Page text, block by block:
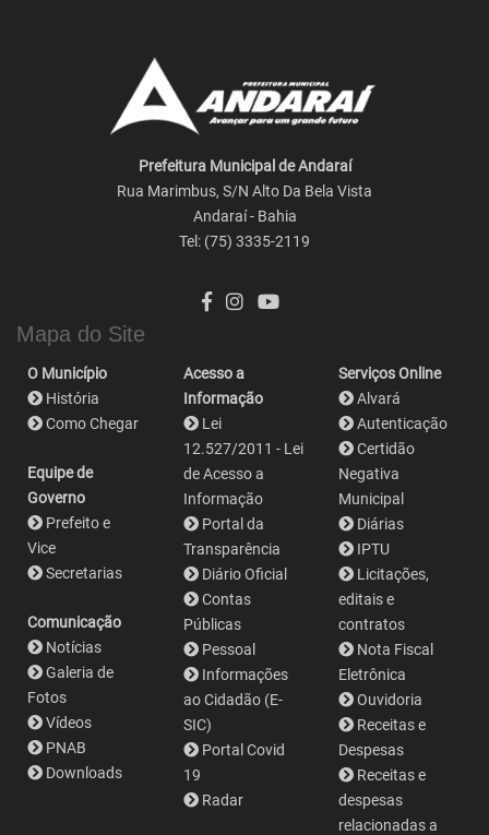
Prefeitura Municipal de Andaraí
Rua Marimbus, S/N Alto Da Bela Vista
Andaraí - Bahia
Tel: (75) 3335-2119
Mapa do Site
O Município
História
Como Chegar
Equipe de
Governo
Prefeito e
Vice
Secretarias
Comunicação
Notícias
Galeria de
Fotos
Vídeos
PNAB
Downloads
Acesso a
Informação
Lei
12.527/2011 - Lei
de Acesso a
Informação
Portal da
Transparência
Diário Oficial
Contas
Públicas
Pessoal
Informações
ao Cidadão (E-
SIC)
Portal Covid
19
Radar
Serviços Online
Alvará
Autenticação
Certidão
Negativa
Municipal
Diárias
IPTU
Licitações,
editais e
contratos
Nota Fiscal
Eletrônica
Ouvidoria
Receitas e
Despesas
Receitas e
despesas
relacionadas a